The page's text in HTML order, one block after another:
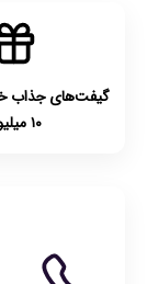
گیفت‌های جذاب
۱۰ میلیون